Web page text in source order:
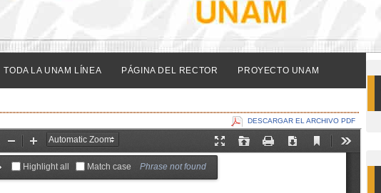
TODA LA UNAM LÍNEA PÁGINA DEL RECTOR PROYECTO UNAM
DESCARGAR EL ARCHIVO PDF